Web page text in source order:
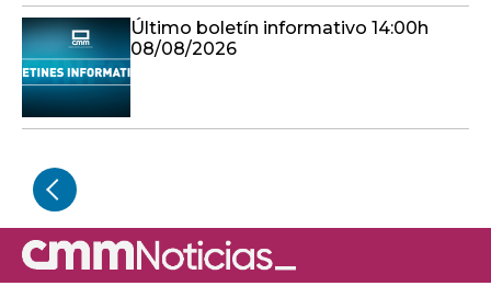
Último boletín informativo 14:00h
08/08/2026